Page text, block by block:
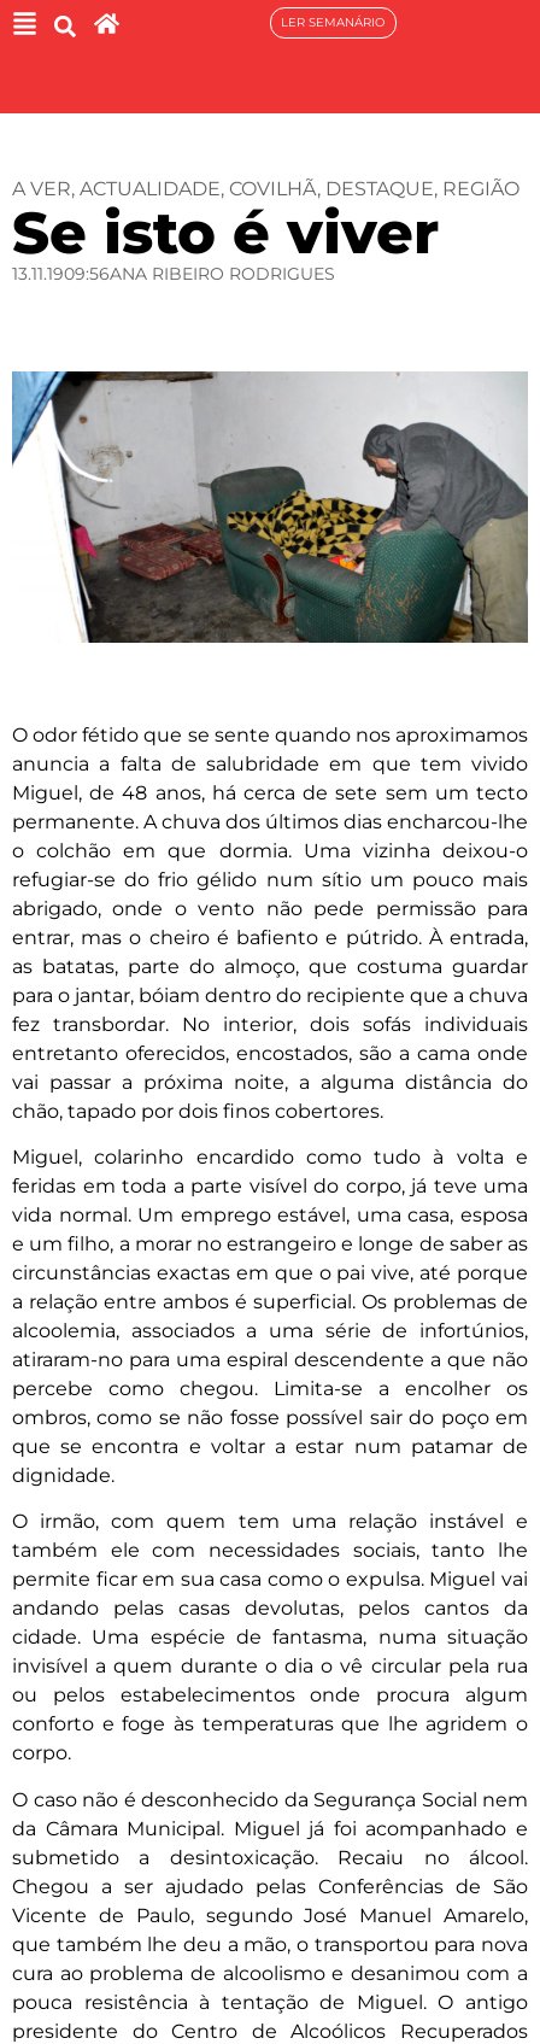
LER SEMANÁRIO
A VER, ACTUALIDADE, COVILHÃ, DESTAQUE, REGIÃO
Se isto é viver
13.11.1909:56ANA RIBEIRO RODRIGUES
O odor fétido que se sente quando nos aproximamos
anuncia a falta de salubridade em que tem vivido
Miguel, de 48 anos, há cerca de sete sem um tecto
permanente. A chuva dos últimos dias encharcou-lhe
o colchão em que dormia. Uma vizinha deixou-o
refugiar-se do frio gélido num sítio um pouco mais
abrigado, onde o vento não pede permissão para
entrar, mas o cheiro é bafiento e pútrido. À entrada,
as batatas, parte do almoço, que costuma guardar
para o jantar, bóiam dentro do recipiente que a chuva
fez transbordar. No interior, dois sofás individuais
entretanto oferecidos, encostados, são a cama onde
vai passar a próxima noite, a alguma distância do
chão, tapado por dois finos cobertores.
Miguel, colarinho encardido como tudo à volta e
feridas em toda a parte visível do corpo, já teve uma
vida normal. Um emprego estável, uma casa, esposa
e um filho, a morar no estrangeiro e longe de saber as
circunstâncias exactas em que o pai vive, até porque
a relação entre ambos é superficial. Os problemas de
alcoolemia, associados a uma série de infortúnios,
atiraram-no para uma espiral descendente a que não
percebe como chegou. Limita-se a encolher os
ombros, como se não fosse possível sair do poço em
que se encontra e voltar a estar num patamar de
dignidade.
O irmão, com quem tem uma relação instável e
também ele com necessidades sociais, tanto lhe
permite ficar em sua casa como o expulsa. Miguel vai
andando pelas casas devolutas, pelos cantos da
cidade. Uma espécie de fantasma, numa situação
invisível a quem durante o dia o vê circular pela rua
ou pelos estabelecimentos onde procura algum
conforto e foge às temperaturas que lhe agridem o
corpo.
O caso não é desconhecido da Segurança Social nem
da Câmara Municipal. Miguel já foi acompanhado e
submetido a desintoxicação. Recaiu no álcool.
Chegou a ser ajudado pelas Conferências de São
Vicente de Paulo, segundo José Manuel Amarelo,
que também lhe deu a mão, o transportou para nova
cura ao problema de alcoolismo e desanimou com a
pouca resistência à tentação de Miguel. O antigo
presidente do Centro de Alcoólicos Recuperados